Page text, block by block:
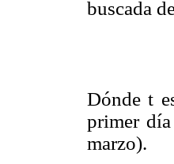
buscada
Dónde t
primer
marzo).